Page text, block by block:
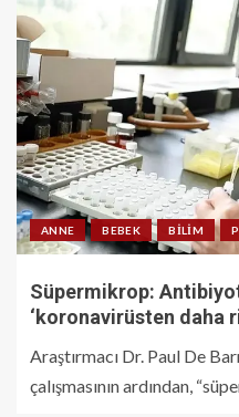
ANNE BEBEK BILIM
Süpermikrop:
‘koronavirüsten daha
Araştırmacı Dr. Paul De
çalışmasının ardından,